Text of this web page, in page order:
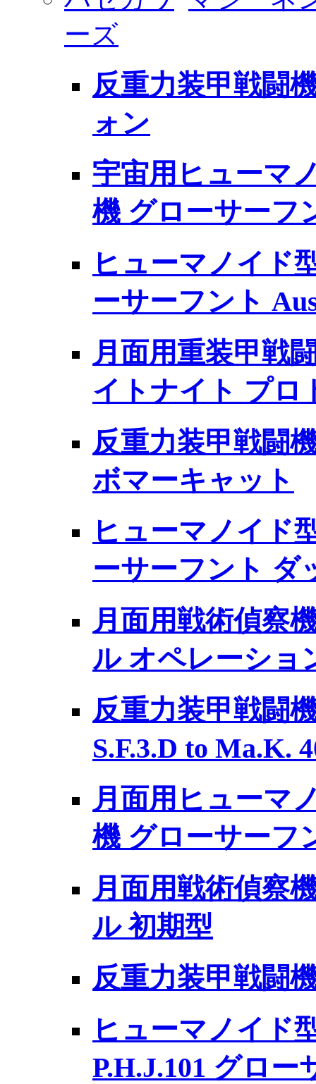
ーズ
反重力装甲戦闘
ォン
宇宙用ヒューマ
機 グローサーフ
ヒューマノイド
ーサーフント
月面用重装甲戦
イトナイト プロ
反重力装甲戦闘
ボマーキャット
ヒューマノイド
ーサーフント ダ
月面用戦術偵察
ル オペレーショ
反重力装甲戦闘
S.F.3.D to Ma.K.
月面用ヒューマ
機 グローサーフ
月面用戦術偵察
ル 初期型
反重力装甲戦闘
ヒューマノイド
P.H.J.101 グロー